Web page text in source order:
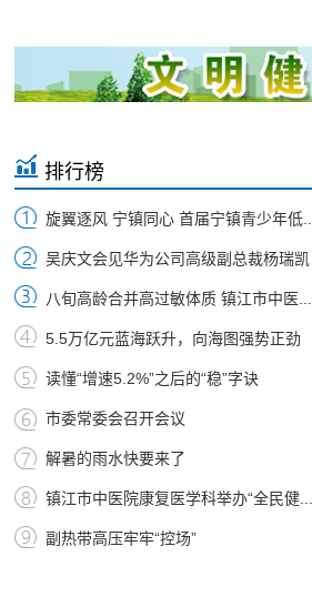
排行榜
旋翼逐风 宁镇同心 首届宁镇青少年低
吴庆文会见华为公司高级副总裁杨瑞凯
八旬高龄合并高过敏体质 镇江市中医...
5.5万亿元蓝海跃升，向海图强势正劲
读懂“增速5.2%”之后的“稳”字诀
市委常委会召开会议
解暑的雨水快要来了
镇江市中医院康复医学科举办“全民健...
副热带高压牢牢“控场”